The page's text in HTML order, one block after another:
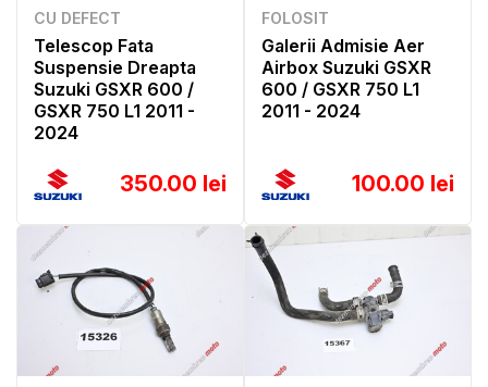
CU DEFECT
Telescop Fata
Suspensie Dreapta
Suzuki GSXR 600 /
GSXR 750 L1 2011 -
2024
350.00 lei
FOLOSIT
Galerii Admisie Aer
Airbox Suzuki GSXR
600 / GSXR 750 L1
2011 - 2024
100.00 lei